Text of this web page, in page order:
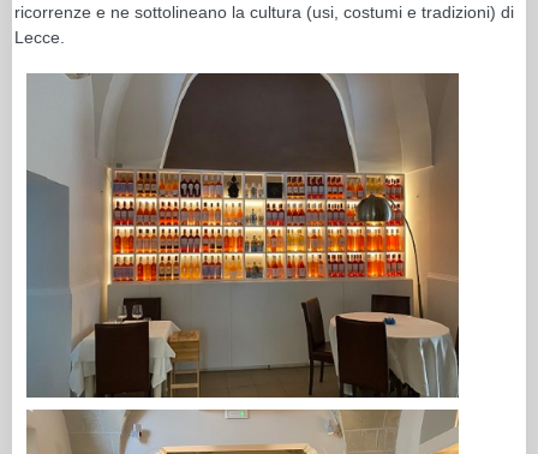
ricorrenze e ne sottolineano la cultura (usi, costumi e tradizioni) di
Lecce.